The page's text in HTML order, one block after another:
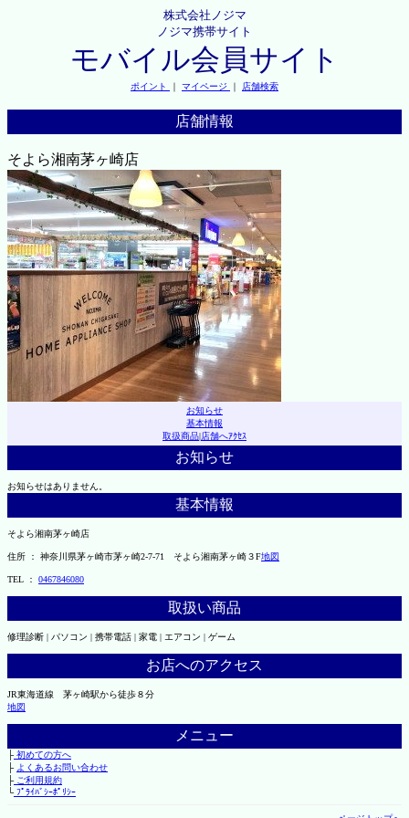
株式会社ノジマ
ノジマ携帯サイト
モバイル会員サイト
ポイント ｜ マイページ ｜ 店舗検索
店舗情報
そよら湘南茅ヶ崎店
お知らせ
基本情報
取扱商品|店舗へｱｸｾｽ
お知らせ
お知らせはありません。
基本情報
そよら湘南茅ヶ崎店
住所 ： 神奈川県茅ヶ崎市茅ヶ崎2‐7‐71 そよら湘南茅ヶ崎３F地図
TEL ： 0467846080
取扱い商品
修理診断 | パソコン | 携帯電話 | 家電 | エアコン | ゲーム
お店へのアクセス
JR東海道線 茅ヶ崎駅から徒歩８分
地図
メニュー
├初めての方へ
├ よくあるお問い合わせ
├ご利用規約
└ﾌﾟﾗｲﾊﾞｼｰﾎﾟﾘｼｰ